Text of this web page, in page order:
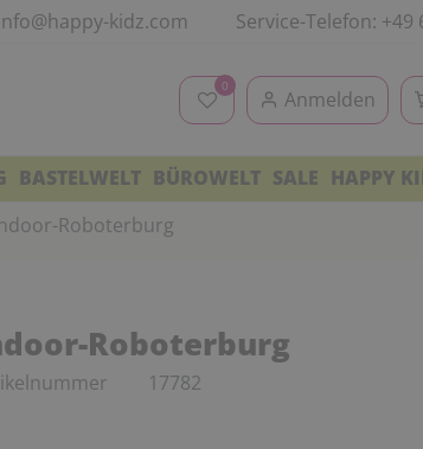
kidz.com Service-Telefon: +49
0
Anmelden
BASTELWELT BÜROWELT SALE HAPPY
Roboterburg
Roboterburg
17782